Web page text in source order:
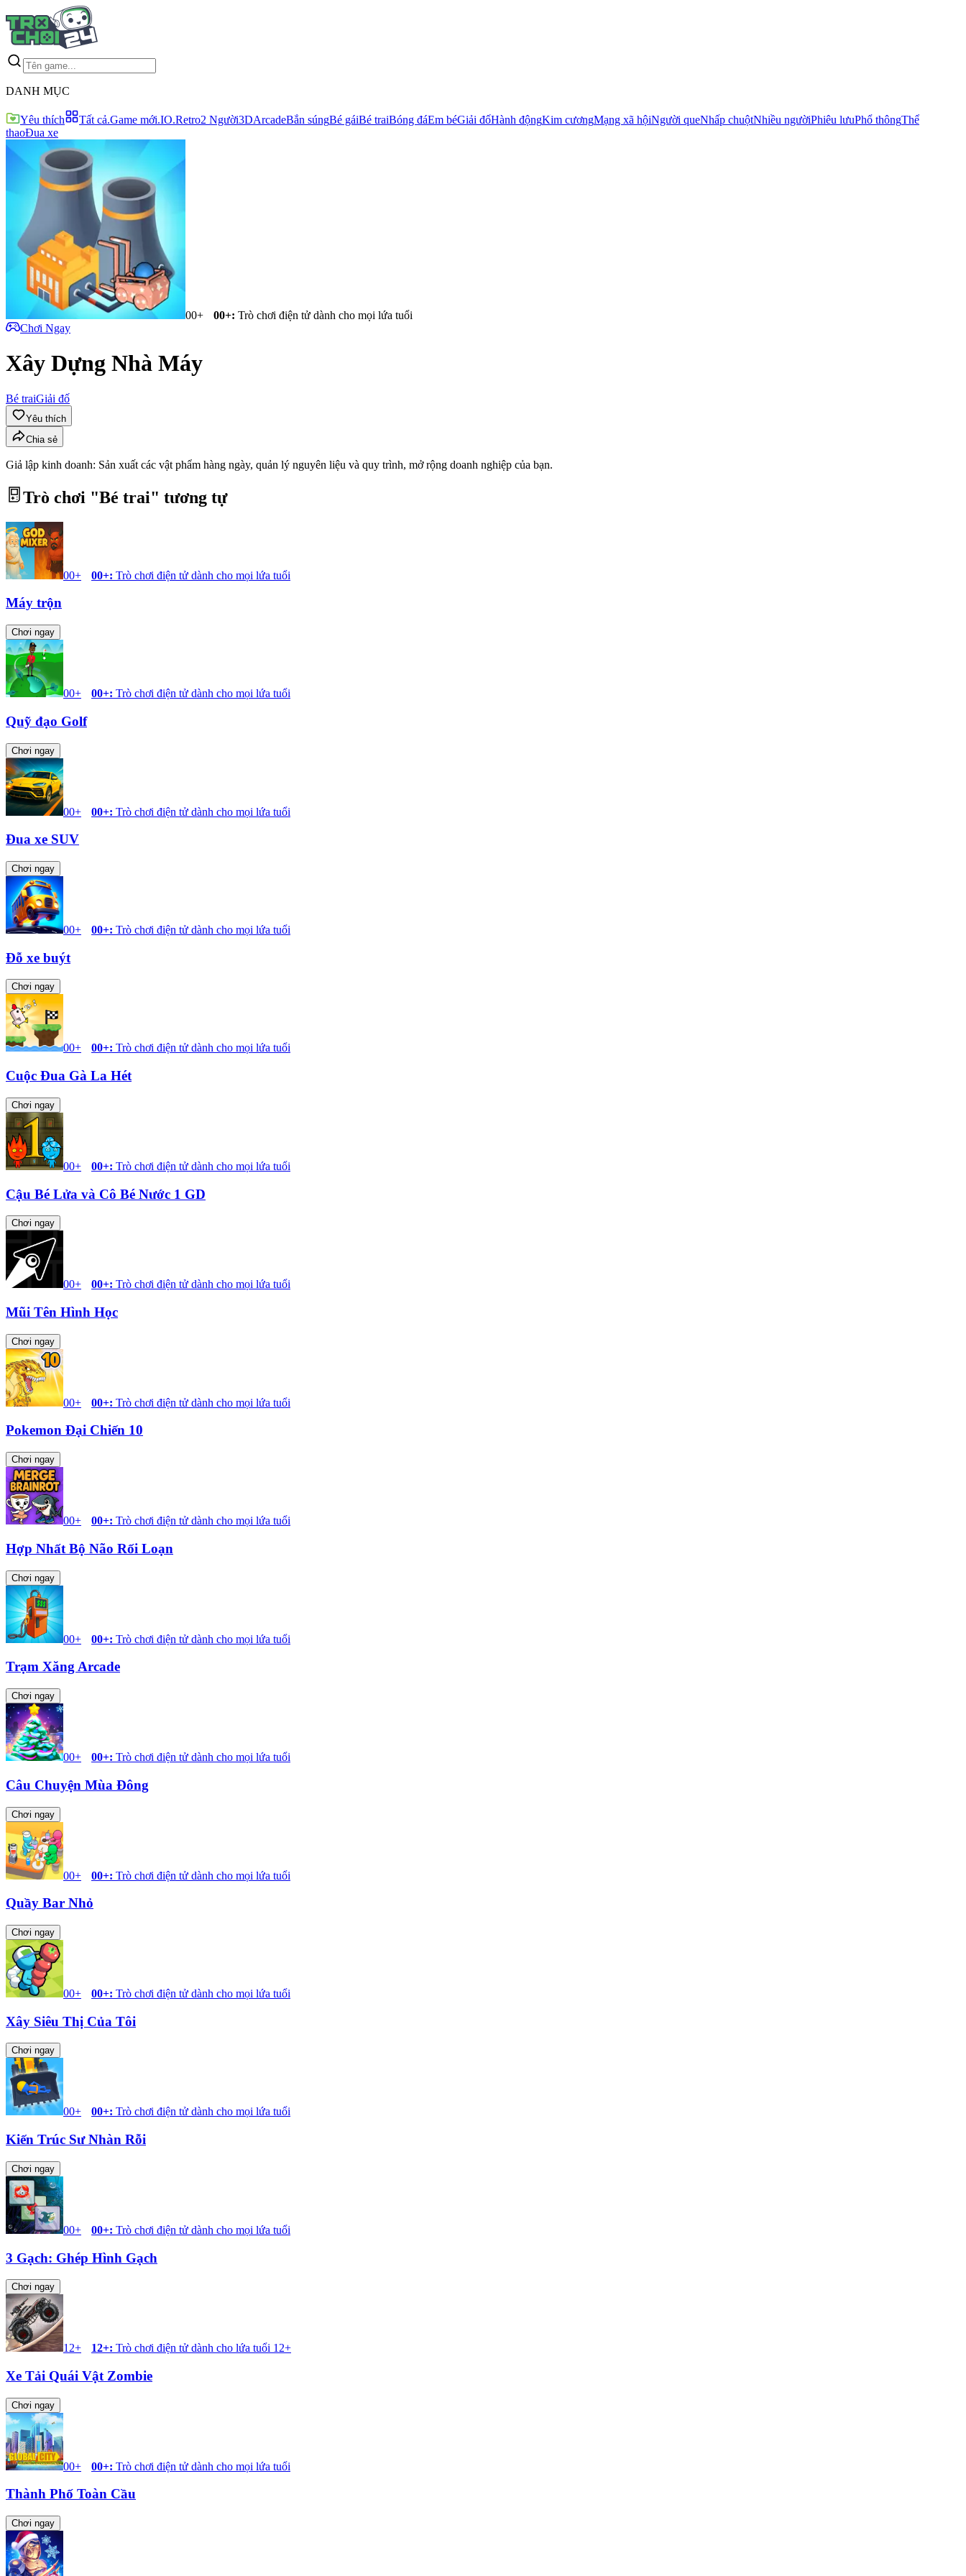
DANH MỤC
Yêu thích Tất cả.Game mới.IO.Retro2 Người3DArcadeBắn súngBé gáiBé traiBóng đáEm béGiải đốHành độngKim cươngMạng xã hộiNgười queNhấp chuộtNhiều ngườiPhiêu lưuPhổ thôngThể
thaoĐua xe
00+ 00+: Trò chơi điện tử dành cho mọi lứa tuổi
Chơi Ngay
Xây Dựng Nhà Máy
Bé traiGiải đố
Yêu thích
Chia sẻ
Giả lập kinh doanh: Sản xuất các vật phẩm hàng ngày, quản lý nguyên liệu và quy trình, mở rộng doanh nghiệp của bạn.
Trò chơi "Bé trai" tương tự
00+ 00+: Trò chơi điện tử dành cho mọi lứa tuổi
Máy trộn
Chơi ngay
00+ 00+: Trò chơi điện tử dành cho mọi lứa tuổi
Quỹ đạo Golf
Chơi ngay
00+ 00+: Trò chơi điện tử dành cho mọi lứa tuổi
Đua xe SUV
Chơi ngay
00+ 00+: Trò chơi điện tử dành cho mọi lứa tuổi
Đỗ xe buýt
Chơi ngay
00+ 00+: Trò chơi điện tử dành cho mọi lứa tuổi
Cuộc Đua Gà La Hét
Chơi ngay
00+ 00+: Trò chơi điện tử dành cho mọi lứa tuổi
Cậu Bé Lửa và Cô Bé Nước 1 GD
Chơi ngay
00+ 00+: Trò chơi điện tử dành cho mọi lứa tuổi
Mũi Tên Hình Học
Chơi ngay
00+ 00+: Trò chơi điện tử dành cho mọi lứa tuổi
Pokemon Đại Chiến 10
Chơi ngay
00+ 00+: Trò chơi điện tử dành cho mọi lứa tuổi
Hợp Nhất Bộ Não Rối Loạn
Chơi ngay
00+ 00+: Trò chơi điện tử dành cho mọi lứa tuổi
Trạm Xăng Arcade
Chơi ngay
00+ 00+: Trò chơi điện tử dành cho mọi lứa tuổi
Câu Chuyện Mùa Đông
Chơi ngay
00+ 00+: Trò chơi điện tử dành cho mọi lứa tuổi
Quầy Bar Nhỏ
Chơi ngay
00+ 00+: Trò chơi điện tử dành cho mọi lứa tuổi
Xây Siêu Thị Của Tôi
Chơi ngay
00+ 00+: Trò chơi điện tử dành cho mọi lứa tuổi
Kiến Trúc Sư Nhàn Rỗi
Chơi ngay
00+ 00+: Trò chơi điện tử dành cho mọi lứa tuổi
3 Gạch: Ghép Hình Gạch
Chơi ngay
12+ 12+: Trò chơi điện tử dành cho lứa tuổi 12+
Xe Tải Quái Vật Zombie
Chơi ngay
00+ 00+: Trò chơi điện tử dành cho mọi lứa tuổi
Thành Phố Toàn Cầu
Chơi ngay